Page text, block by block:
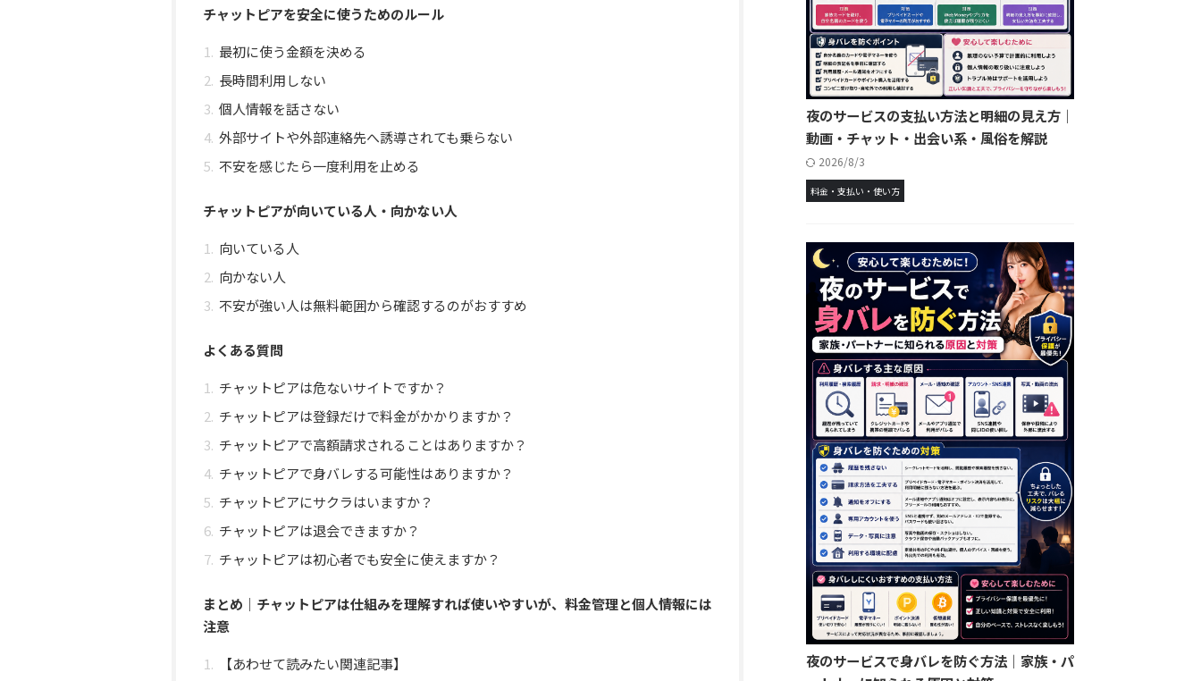
チャットピアを安全に使うためのルール
最初に使う金額を決める
長時間利用しない
個人情報を話さない
外部サイトや外部連絡先へ誘導されても乗らない
不安を感じたら一度利用を止める
チャットピアが向いている人・向かない人
向いている人
向かない人
不安が強い人は無料範囲から確認するのがおすすめ
よくある質問
チャットピアは危ないサイトですか？
チャットピアは登録だけで料金がかかりますか？
チャットピアで高額請求されることはありますか？
チャットピアで身バレする可能性はありますか？
チャットピアにサクラはいますか？
チャットピアは退会できますか？
チャットピアは初心者でも安全に使えますか？
まとめ｜チャットピアは仕組みを理解すれば使いやすいが、料金管理と個人情報には
注意
【あわせて読みたい関連記事】
夜のサービスの支払い方法と明細の見え方｜
動画・チャット・出会い系・風俗を解説
2026/8/3
料金・支払い・使い方
夜のサービスで身バレを防ぐ方法｜家族・パ